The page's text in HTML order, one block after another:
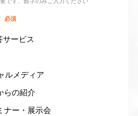
必須
サービス
ルメディア
らの紹介
ナー・展示会
送信する